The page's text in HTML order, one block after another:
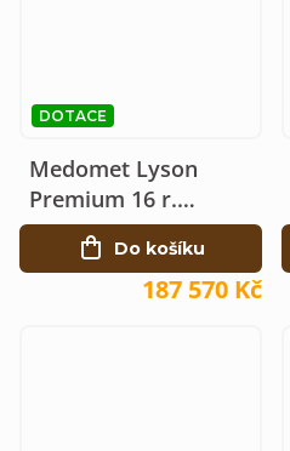
DOTACE
Medomet Lyson
Premium 16 r.
elektrický 230V Ø120
187 570 Kč
Do košíku